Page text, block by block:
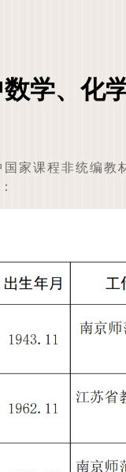
学、化
课程非统编教